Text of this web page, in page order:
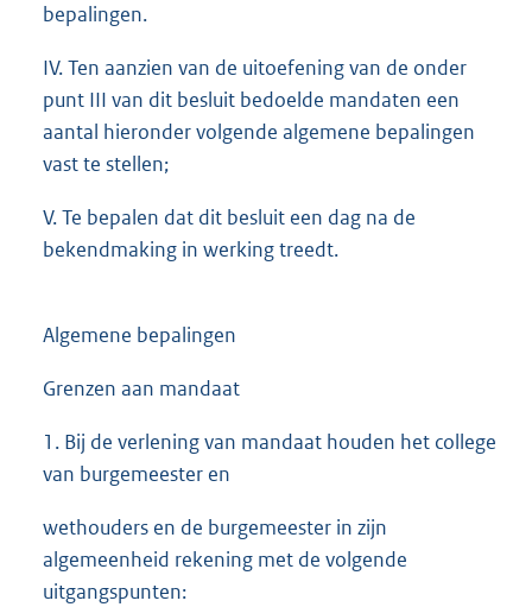
bepalingen.
IV. Ten aanzien van de uitoefening van de onder
punt III van dit besluit bedoelde mandaten een
aantal hieronder volgende algemene bepalingen
vast te stellen;
V. Te bepalen dat dit besluit een dag na de
bekendmaking in werking treedt.
Algemene bepalingen
Grenzen aan mandaat
1. Bij de verlening van mandaat houden het college
van burgemeester en
wethouders en de burgemeester in zijn
algemeenheid rekening met de volgende
uitgangspunten: